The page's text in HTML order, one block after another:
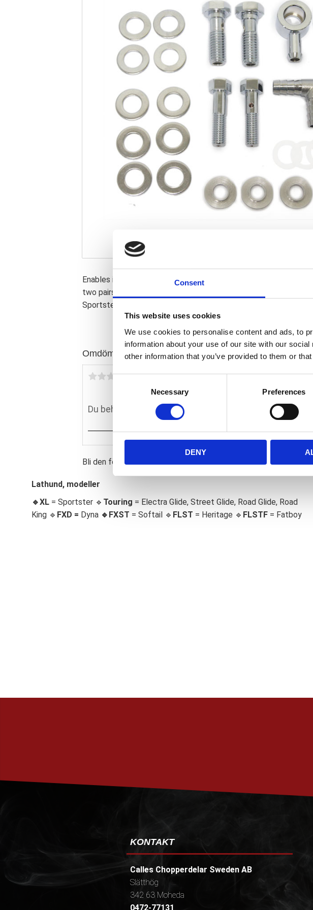
Consent
This website uses cookies
We use cookies to personalise content and ads, to
information about your use of our site with our
other information that you’ve provided to them or
C
S
e
e
c
Necessary Preferences
DENY
Enables installation of most custom aftermarket air cleaner
two pairs of banjo bolts to cover Evo (1/2-13 threaded) and Twin
Sportster (3/8-16 threaded) applications. With T-fitting for a 2 in
Omdömen
Du
Bli den första att lämna ett omdöme.
Lathund, modeller
🔹XL = Sportster 🔹 Touring = Electra Glide, Street Glide, Road Glide, Road
King 🔹 FXD = Dyna 🔹 FXST = Softail 🔹 FLST = Heritage 🔹 FLSTF = Fatboy
KONTAKT
Calles Chopperdelar Sweden AB
Slätthög
342 63 Moheda
0472-77131